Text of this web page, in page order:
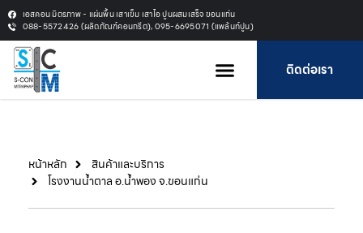
เอสคอน มิตรภาพ - แผ่นพื้น เสาเข็ม เสาไอ ปูนผสมเสร็จ ขอนแก่น
088-5572426 (ผลิตภัณฑ์คอนกรีต), 095-6695071 (แพล้นท์ปูน)
ติดต่อเรา
หน้าหลัก
สินค้าและบริการ
โรงงานน้ำตาล อ.น้ำพอง จ.ขอนแก่น